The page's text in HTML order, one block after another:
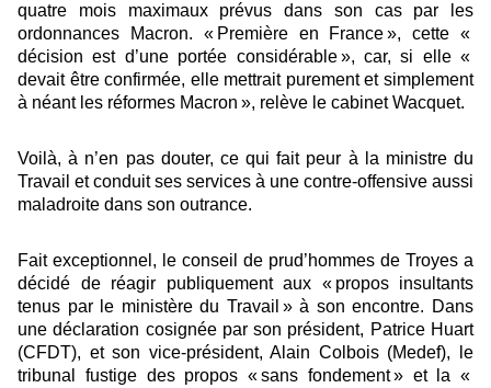
quatre mois maximaux prévus dans son cas par les
ordonnances Macron. « Première en France », cette «
décision est d’une portée considérable », car, si elle «
devait être confirmée, elle mettrait purement et simplement
à néant les réformes Macron », relève le cabinet Wacquet.
Voilà, à n’en pas douter, ce qui fait peur à la ministre du
Travail et conduit ses services à une contre-offensive aussi
maladroite dans son outrance.
Fait exceptionnel, le conseil de prud’hommes de Troyes a
décidé de réagir publiquement aux « propos insultants
tenus par le ministère du Travail » à son encontre. Dans
une déclaration cosignée par son président, Patrice Huart
(CFDT), et son vice-président, Alain Colbois (Medef), le
tribunal fustige des propos « sans fondement » et la «